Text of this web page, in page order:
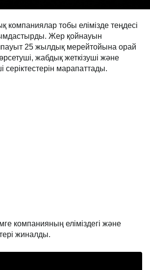
компаниялар тобы елімізде теңдесі
Жер қойнауын
25 жылдық мерейтойына орай
жабдық жеткізуші және
серіктестерін марапаттады.
компанияның еліміздегі және
жиналды.